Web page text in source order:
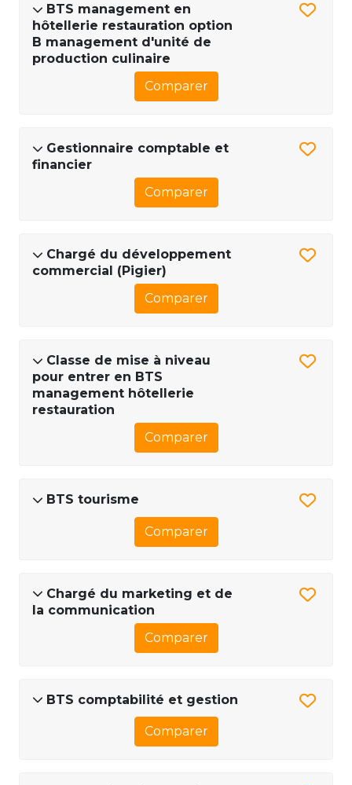
BTS management en
hôtellerie restauration option
B management d'unité de
production culinaire
Comparer
Gestionnaire comptable et
financier
Comparer
Chargé du développement
commercial (Pigier)
Comparer
Classe de mise à niveau
pour entrer en BTS
management hôtellerie
restauration
Comparer
BTS tourisme
Comparer
Chargé du marketing et de
la communication
Comparer
BTS comptabilité et gestion
Comparer